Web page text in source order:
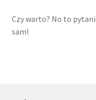
Czy warto? No to
sam!